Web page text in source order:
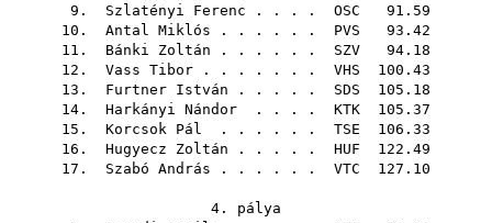
9. Szlatényi Ferenc . . . . OSC 91.59
10. Antal Miklós . . . . . . PVS 93.42
11. Bánki Zoltán . . . . . . SZV 94.18
12. Vass Tibor . . . . . . . VHS 100.43
13. Furtner István . . . . . SDS 105.18
14. Harkányi Nándor . . . . KTK 105.37
15. Korcsok Pál . . . . . . TSE 106.33
16. Hugyecz Zoltán . . . . . HUF 122.49
17. Szabó András . . . . . . VTC 127.10
4. pálya